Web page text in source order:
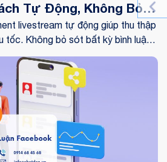
Tự Động, Không Bỏ
livestream tự động giúp thu thập
tốc. Không bỏ sót bất kỳ bình luận
ngay hôm nay!